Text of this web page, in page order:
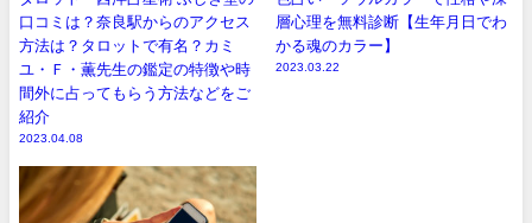
口コミは？奈良駅からのアクセス
方法は？タロットで有名？カミ
ユ・Ｆ・薫先生の鑑定の特徴や時
間外に占ってもらう方法などをご
紹介
2023.04.08
層心理を無料診断【生年月日でわ
かる魂のカラー】
2023.03.22